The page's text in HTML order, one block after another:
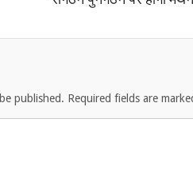
published. Required fields are